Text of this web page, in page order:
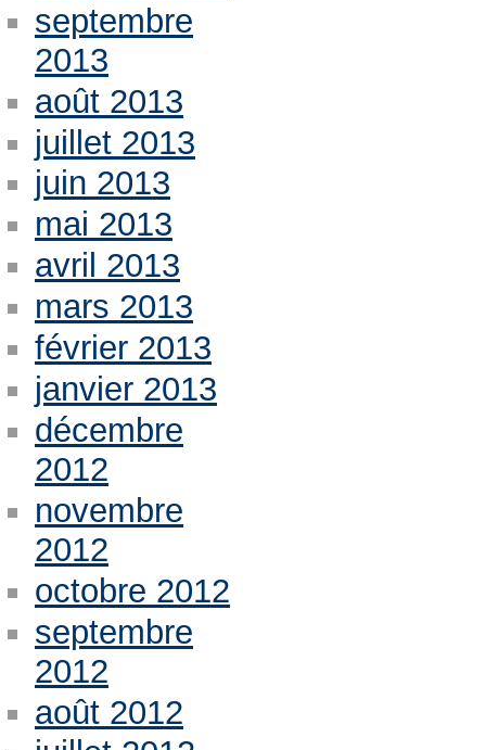
septembre
2013
août 2013
juillet 2013
juin 2013
mai 2013
avril 2013
mars 2013
février 2013
janvier 2013
décembre
2012
novembre
2012
octobre 2012
septembre
2012
août 2012